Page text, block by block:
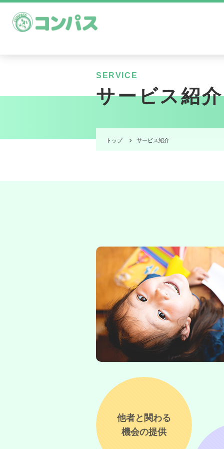
SERVICE
サービス紹介
トップ サービス紹介
他者と関わる
機会の提供